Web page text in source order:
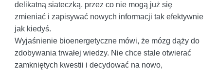
delikatną siateczką, przez co nie mogą już się
zmieniać i zapisywać nowych informacji tak efektywnie
jak kiedyś.
Wyjaśnienie bioenergetyczne mówi, że mózg dąży do
zdobywania trwałej wiedzy. Nie chce stale otwierać
zamkniętych kwestii i decydować na nowo,